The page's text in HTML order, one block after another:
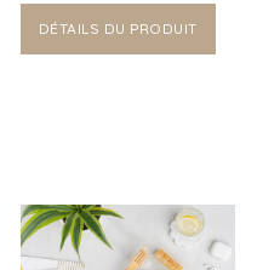
DÉTAILS DU PRODUIT